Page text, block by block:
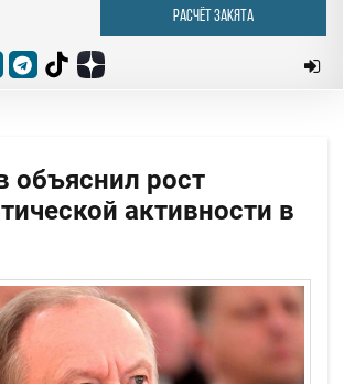
РАСЧЁТ ЗАКЯТА
объяснил рост
активности в